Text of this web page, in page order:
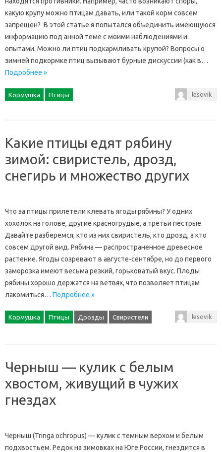
какую крупу можно птицам давать, или такой корм совсем
запрещен? В этой статье я попытался объединить имеющуюся
информацию под анной теме с моими наблюдениями и
опытами. Можно ли птиц подкармливать крупой? Вопросы о
зимней подкормке птиц вызывают бурные дискуссии (как в…
Подробнее »
Кормушка Птицы lesovik
Какие птицы едят рябину
зимой: свиристель, дрозд,
снегирь и множество других
Что за птицы прилетели клевать ягоды рябины? У одних
хохолок на голове, другие красногрудые, а третьи пестрые.
Давайте разберемся, кто из них свиристель, кто дрозд, а кто
совсем другой вид. Рябина — распространенное древесное
растение. Ягоды созревают в августе-сентябре, но до первого
заморозка имеют весьма резкий, горьковатый вкус. Плоды
рябины хорошо держатся на ветвях, что позволяет птицам
лакомиться… Подробнее »
Кормушка Птицы Дрозды Свиристели lesovik
Черныш — кулик с белым
хвостом, живущий в чужих
гнездах
Черныш (Tringa ochropus) — кулик с темным верхом и белым
подхвостьем. Редок на зимовках на Юге России, гнездится в